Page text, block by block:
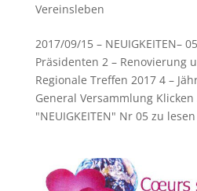
Vereinsleben
2017/09/15 – NEUIGKEITEN–
Präsidenten 2 – Renovierung
Regionale Treffen 2017 4 –
General Versammlung
"NEUIGKEITEN" Nr 05 zu